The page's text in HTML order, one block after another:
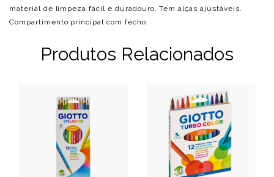
material de limpeza fácil e duradouro. Tem alças ajustáveis.
Compartimento principal com fecho.
Produtos Relacionados